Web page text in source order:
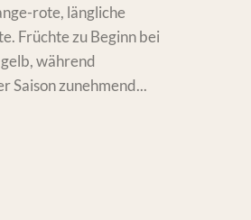
rote, längliche
Früchte zu Beginn bei
während
Saison zunehmend...